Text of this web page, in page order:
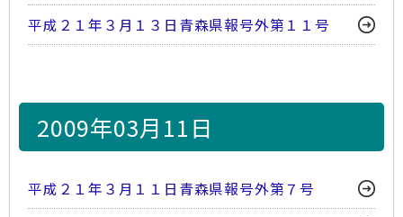
平成２１年３月１３日青森県報号外第１１号
2009年03月11日
平成２１年３月１１日青森県報号外第７号